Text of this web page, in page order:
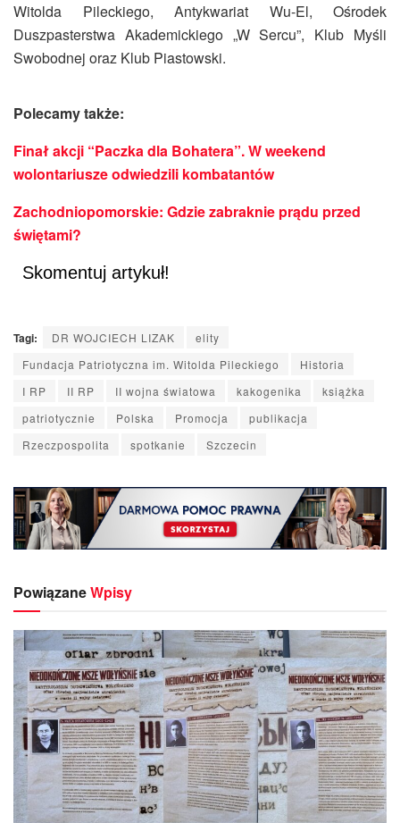
Witolda Pileckiego, Antykwariat Wu-El, Ośrodek
Duszpasterstwa Akademickiego „W Sercu”, Klub Myśli
Swobodnej oraz Klub Piastowski.
Polecamy także:
Finał akcji “Paczka dla Bohatera”. W weekend
wolontariusze odwiedzili kombatantów
Zachodniopomorskie: Gdzie zabraknie prądu przed
świętami?
Skomentuj artykuł!
Tagi: DR WOJCIECH LIZAK
elity
Fundacja Patriotyczna im. Witolda Pileckiego
Historia
I RP
II RP II wojna światowa kakogenika
książka
patriotycznie
Polska Promocja
publikacja
Rzeczpospolita
spotkanie Szczecin
PowiązaneWpisy